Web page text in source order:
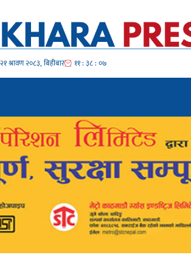
२१ श्रावण २०८३, बिहीबार ११ : ३८ : ०९